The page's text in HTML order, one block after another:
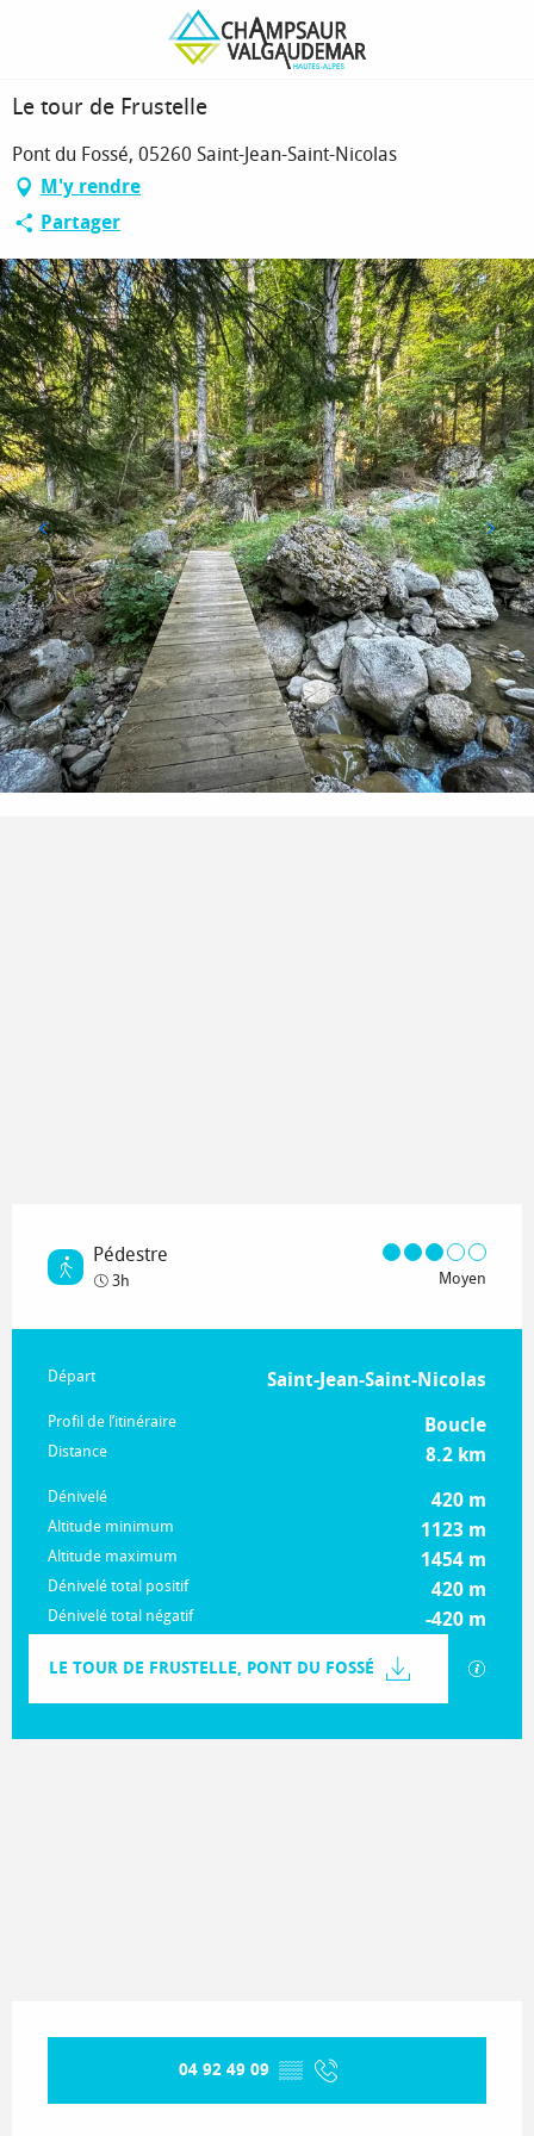
principal
Le tour de Frustelle
Le tour de Frustelle
Pont du Fossé, 05260 Saint-Jean-Saint-Nicolas
M'y rendre
Partager
Pédestre
3h Moyen
Informations pratiques
Départ Saint-Jean-Saint-Nicolas
Profil de l’itinéraire Boucle
Distance 8.2 km
Dénivelé 420 m
Altitude minimum 1123 m
Altitude maximum 1454 m
Dénivelé total positif 420 m
Dénivelé total négatif -420 m
LE TOUR DE FRUSTELLE, PONT DU FOSSÉ
04 92 49 09 ▒▒